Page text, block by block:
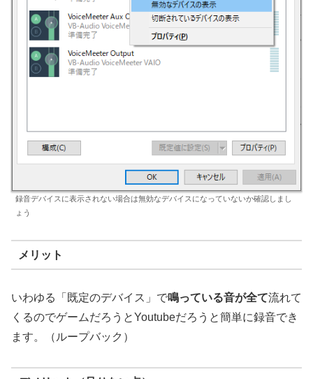
録音デバイスに表示されない場合は無効なデバイスになっていないか確認しまし
ょう
メリット
いわゆる「既定のデバイス」で鳴っている音が全て流れて
くるのでゲームだろうとYoutubeだろうと簡単に録音でき
ます。（ループバック）